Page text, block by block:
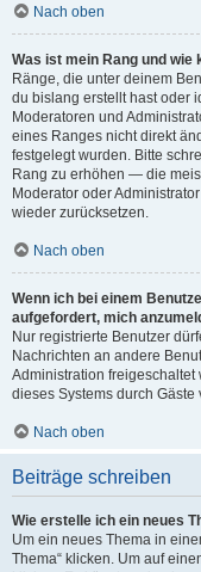
Nach oben
Was ist mein Rang und wie
Ränge, die unter deinem
du bislang erstellt hast oder
Moderatoren und
eines Ranges nicht direkt
festgelegt wurden. Bitte
Rang zu erhöhen — die
Moderator oder
wieder zurücksetzen.
Nach oben
Wenn ich bei einem
aufgefordert, mich
Nur registrierte Benutzer
Nachrichten an andere
Administration
dieses Systems durch Gäste
Nach oben
Beiträge schreiben
Wie erstelle ich ein neues
Um ein neues Thema in
Thema“ klicken. Um auf